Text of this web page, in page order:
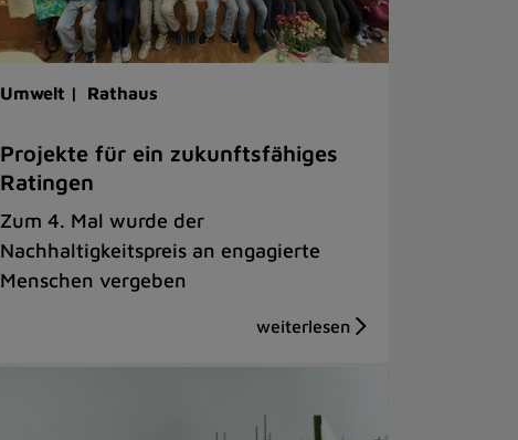
Umwelt | Rathaus
Projekte für ein zukunftsfähiges
Ratingen
Zum 4. Mal wurde der
Nachhaltigkeitspreis an engagierte
Menschen vergeben